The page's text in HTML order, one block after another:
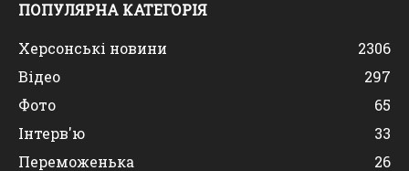
ПОПУЛЯРНА КАТЕГОРІЯ
Херсонські новини
2306
Відео
297
Фото
65
Інтерв'ю
33
Переможенька
26